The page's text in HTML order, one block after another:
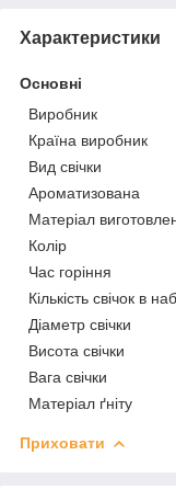
Характеристики
Основні
Виробник
Країна виробник
Вид свічки
Ароматизована
Матеріал
Колір
Час горіння
Кількість свічок в
Діаметр свічки
Висота свічки
Вага свічки
Матеріал ґніту
Приховати